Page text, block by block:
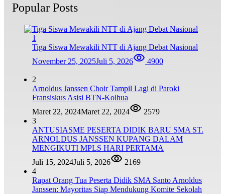
Popular Posts
1
Tiga Siswa Mewakili NTT di Ajang Debat Nasional
November 25, 2025Juli 5, 2026 4900
2
Arnoldus Janssen Choir Tampil Lagi di Paroki
Fransiskus Asisi BTN-Kolhua
Maret 22, 2024Maret 22, 2024
2579
3
ANTUSIASME PESERTA DIDIK BARU SMA ST.
ARNOLDUS JANSSEN KUPANG DALAM
MENGIKUTI MPLS HARI PERTAMA
Juli 15, 2024Juli 5, 2026
2169
4
Rapat Orang Tua Peserta Didik SMA Santo Arnoldus
Janssen: Mayoritas Siap Mendukung Komite Sekolah